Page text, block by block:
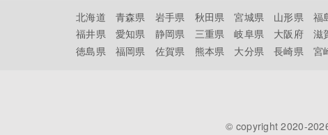
北海道 青森県 岩手県 秋田県 宮城県 山形県 福
福井県
愛知県 静岡県 三重県 岐阜県 大阪府 滋
徳島県
福岡県 佐賀県 熊本県 大分県 長崎県 宮
© copyright 2020-